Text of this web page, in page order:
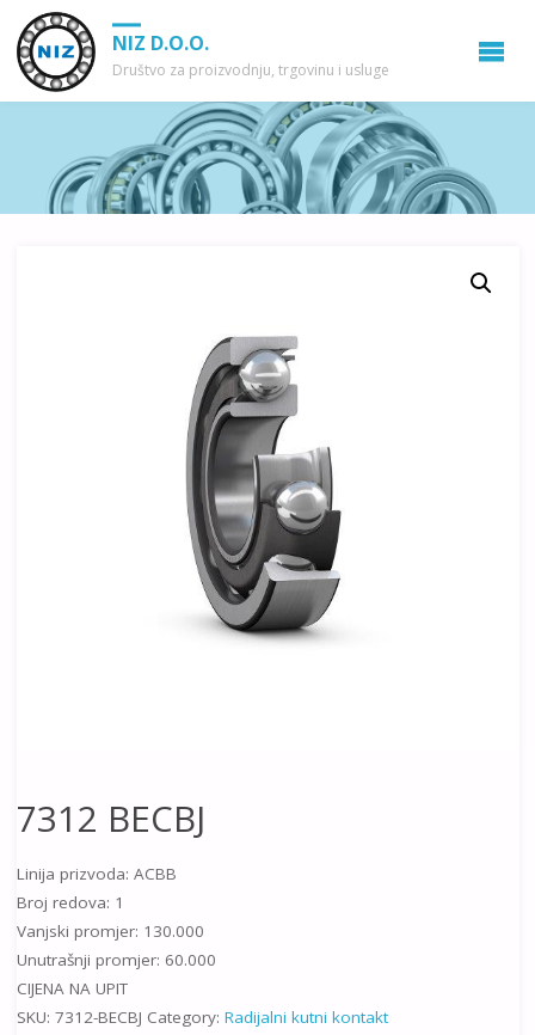
NIZ D.O.O.
Društvo za proizvodnju, trgovinu i usluge
7312 BECBJ
Linija prizvoda: ACBB
Broj redova: 1
Vanjski promjer: 130.000
Unutrašnji promjer: 60.000
CIJENA NA UPIT
SKU: 7312-BECBJ Category: Radijalni kutni kontakt